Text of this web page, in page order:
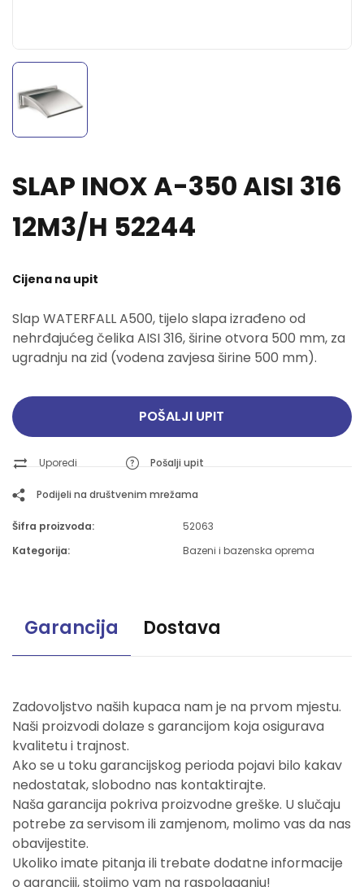
SLAP INOX A-350 AISI 316
12M3/H 52244
Cijena na upit
Slap WATERFALL A500, tijelo slapa izrađeno od
nehrđajućeg čelika AISI 316, širine otvora 500 mm, za
ugradnju na zid (vodena zavjesa širine 500 mm).
POŠALJI UPIT
Uporedi Pošalji upit
Podijeli na društvenim mrežama
Šifra proizvoda:
52063
Kategorija:
Bazeni i bazenska oprema
Garancija Dostava
Zadovoljstvo naših kupaca nam je na prvom mjestu.
Naši proizvodi dolaze s garancijom koja osigurava
kvalitetu i trajnost.
Ako se u toku garancijskog perioda pojavi bilo kakav
nedostatak, slobodno nas kontaktirajte.
Naša garancija pokriva proizvodne greške. U slučaju
potrebe za servisom ili zamjenom, molimo vas da nas
obavijestite.
Ukoliko imate pitanja ili trebate dodatne informacije
o garanciji, stojimo vam na raspolaganju!